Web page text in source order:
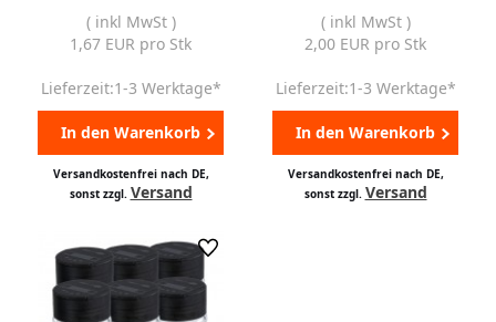
( inkl MwSt )
1,67 EUR pro Stk
Lieferzeit:1-3 Werktage*
In den Warenkorb
Versandkostenfrei nach DE,
sonst zzgl. Versand
( inkl MwSt )
2,00 EUR pro Stk
Lieferzeit:1-3 Werktage*
In den Warenkorb
Versandkostenfrei nach DE,
sonst zzgl. Versand